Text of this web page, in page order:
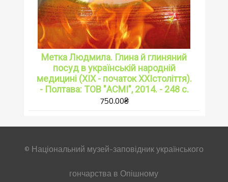
Метка Людмила. Глина й глиняний
посуд в українській народній
медицині (ХІХ - початок ХХІстоліття).
- Полтава: ТОВ "АСМІ", 2014. - 248 с.
750.00₴
© Національний музей-заповідник українського
гончарства в Опішному